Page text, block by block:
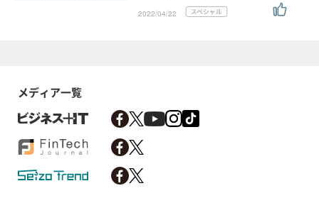
2022/04/22
メディア一覧